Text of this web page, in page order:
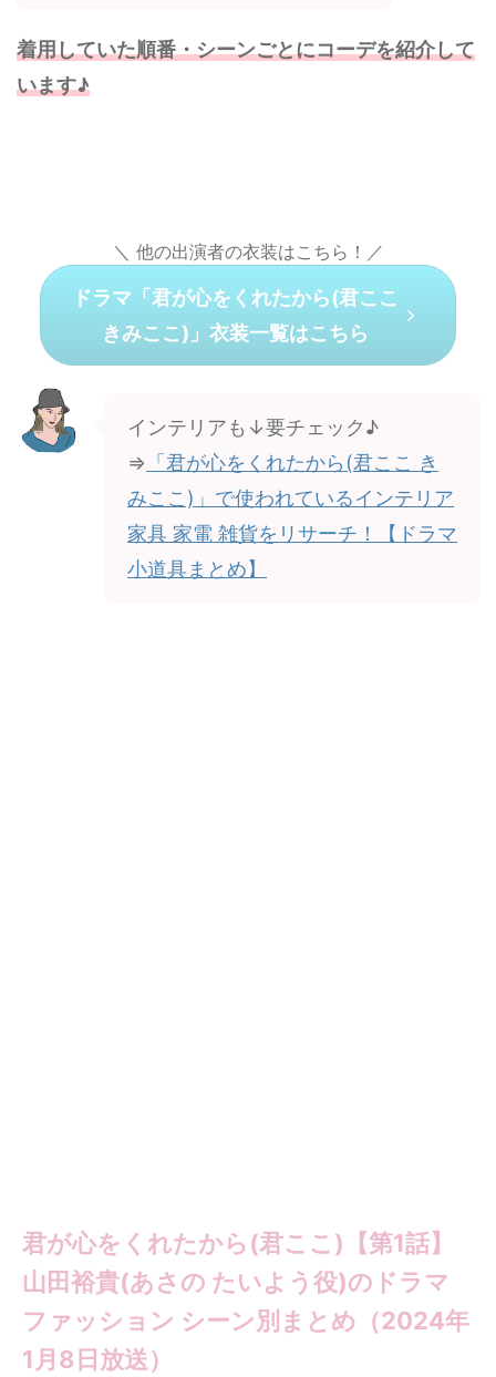
着用していた順番・シーンごとにコーデを紹介して
います♪
＼ 他の出演者の衣装はこちら！／
ドラマ「君が心をくれたから(君ここ
きみここ)」衣装一覧はこちら
インテリアも↓要チェック♪
⇒ 「君が心をくれたから(君ここ き
みここ)」で使われているインテリア
家具 家電 雑貨をリサーチ！【ドラマ
小道具まとめ】
君が心をくれたから(君ここ)【第1話】
山田裕貴(あさの たいよう役)のドラマ
ファッション シーン別まとめ（2024年
1月8日放送）